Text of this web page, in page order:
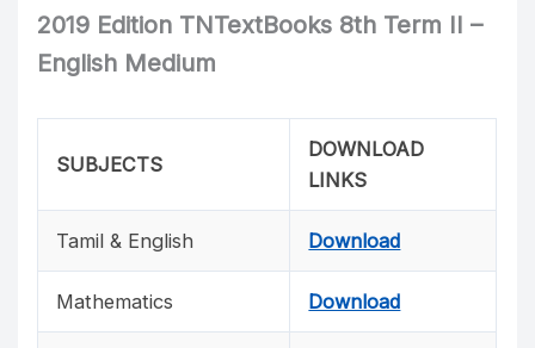
2019 Edition TNTextBooks 8th Term II –
English Medium
SUBJECTS
DOWNLOAD
LINKS
Tamil & English Download
Mathematics Download